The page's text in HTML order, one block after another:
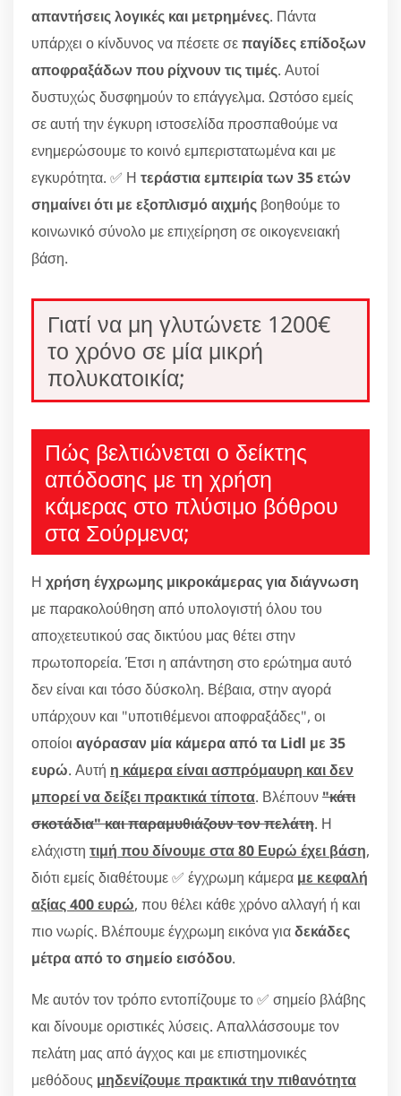
απαντήσεις λογικές και μετρημένες. Πάντα
υπάρχει ο κίνδυνος να πέσετε σεπαγίδες επίδοξων
αποφραξάδων που ρίχνουν τις τιμές. Αυτοί
δυστυχώς δυσφημούν το επάγγελμα. Ωστόσο εμείς
σε αυτή την έγκυρη ιστοσελίδα προσπαθούμε να
ενημερώσουμε το κοινό εμπεριστατωμένα και με
εγκυρότητα. ✅ Η τεράστια εμπειρία των 35 ετών
σημαίνει ότι με εξοπλισμό αιχμής βοηθούμε το
κοινωνικό σύνολο με επιχείρηση σε οικογενειακή
βάση.
Γιατί να μη γλυτώνετε 1200€
το χρόνο σε μία μικρή
πολυκατοικία;
Πώς βελτιώνεται ο δείκτης
απόδοσης με τη χρήση
κάμερας στο πλύσιμο βόθρου
στα Σούρμενα;
Η χρήση έγχρωμης μικροκάμερας για διάγνωση
με παρακολούθηση από υπολογιστή όλου του
αποχετευτικού σας δικτύου μας θέτει στην
πρωτοπορεία. Έτσι η απάντηση στο ερώτημα αυτό
δεν είναι και τόσο δύσκολη. Βέβαια, στην αγορά
υπάρχουν και "υποτιθέμενοι αποφραξάδες", οι
οποίοι αγόρασαν μία κάμερα από τα Lidl με 35
ευρώ. Αυτή η κάμερα είναι ασπρόμαυρη και δεν
μπορεί να δείξει πρακτικά τίποτα. Βλέπουν"κάτι
σκοτάδια" και παραμυθιάζουν τον πελάτη. Η
ελάχιστη τιμή που δίνουμε στα 80 Ευρώ έχει βάση,
διότι εμείς διαθέτουμε ✅ έγχρωμη κάμερα με κεφαλή
αξίας 400 ευρώ, που θέλει κάθε χρόνο αλλαγή ή και
πιο νωρίς. Βλέπουμε έγχρωμη εικόνα γιαδεκάδες
μέτρα από το σημείο εισόδου.
Με αυτόν τον τρόπο εντοπίζουμε το ✅ σημείο βλάβης
και δίνουμε οριστικές λύσεις. Απαλλάσσουμε τον
πελάτη μας από άγχος και με επιστημονικές
μεθόδους μηδενίζουμε πρακτικά την πιθανότητα